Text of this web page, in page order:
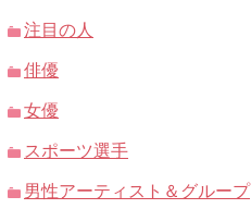
注目の人
俳優
女優
スポーツ選手
男性アーティスト＆グループ